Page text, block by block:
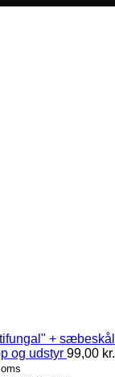
+ sæbeskål
og udstyr 99,00 kr.